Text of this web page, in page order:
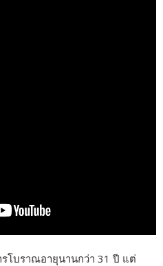
โบราณอายุนานกว่า 31 ปี แต่